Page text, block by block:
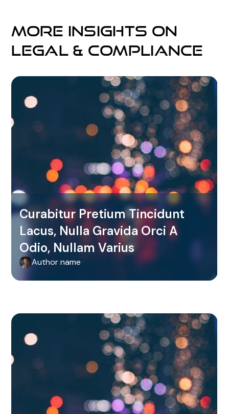
More Insights on
Legal & Compliance
Curabitur Pretium Tincidunt
Lacus, Nulla Gravida Orci A
Odio, Nullam Varius
Author name